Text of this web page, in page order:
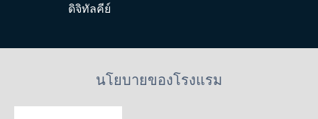
ดิจิทัลคีย์
นโยบายของโรงแรม